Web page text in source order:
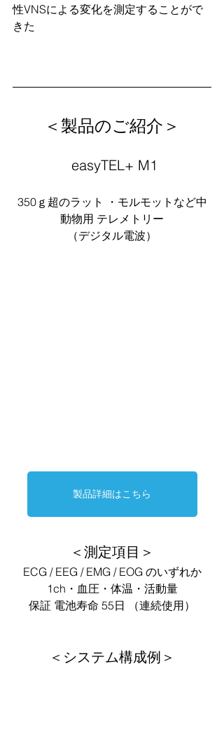
性VNSによる変化を測定することがで
きた
＜製品のご紹介＞
easyTEL+ M1
350ｇ超のラット ・モルモットなど中
動物用 テレメトリー
（デジタル電波）
製品詳細はこちら
＜測定項目＞
ECG / EEG / EMG / EOG のいずれか
1ch・血圧・体温・活動量
保証 電池寿命 55日 （連続使用）
＜システム構成例＞